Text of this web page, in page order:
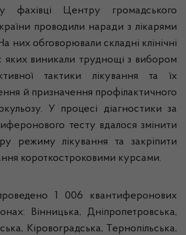
фахівці Центру громадського
проводили наради з лікарями
них обговорювали складні клінічні
яких виникали труднощі з вибором
тактики лікування та їх
й призначення профілактичного
У процесі діагностики за
тесту вдалося змінити
режиму лікування та закріпити
короткостроковими курсами.
1 006 квантиферонових
Вінницька, Дніпропетровська,
Кіровоградська, Тернопільська,